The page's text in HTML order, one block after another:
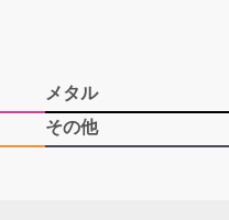
メタル
その他